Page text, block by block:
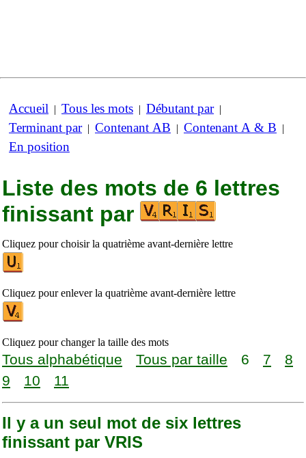
Accueil | Tous les mots | Débutant par|
Terminant par| Contenant AB | Contenant A & B |
En position
Liste des mots de 6 lettres
finissant par
Cliquez pour choisir la quatrième avant-dernière lettre
Cliquez pour enlever la quatrième avant-dernière lettre
Cliquez pour changer la taille des mots
Tous alphabétique Tous par taille 6 7
8
9
10 11
Il y a un seul mot de six lettres
finissant par VRIS